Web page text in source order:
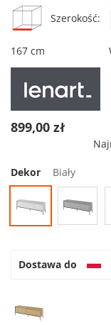
Szerokość:
167 cm
899,00 zł
Dekor Biały
Dostawa do